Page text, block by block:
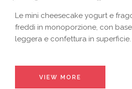
Le mini cheesecake yogurt e
freddi in monoporzione, con
leggera e confettura in superficie.
VIEW MORE